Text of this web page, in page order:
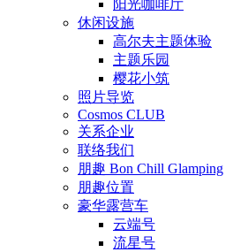
阳光咖啡厅
休闲设施
高尔夫主题体验
主题乐园
樱花小筑
照片导览
Cosmos CLUB
关系企业
联络我们
朋趣 Bon Chill Glamping
朋趣位置
豪华露营车
云端号
流星号